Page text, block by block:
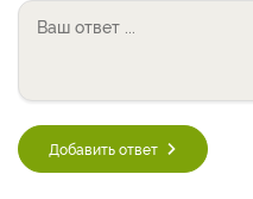
Добавить ответ